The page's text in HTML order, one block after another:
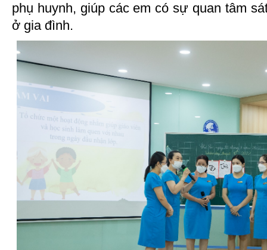
phụ huynh, giúp các em có sự quan tâm
ở gia đình.